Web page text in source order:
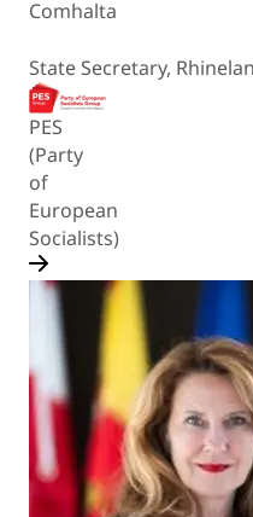
Comhalta
State Secretary,
PES
(Party
of
European
Socialists)